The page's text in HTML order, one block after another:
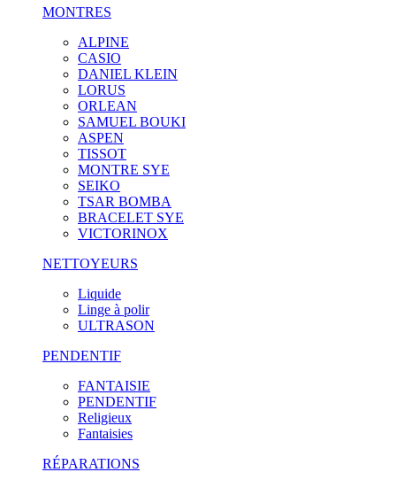
MONTRES
ALPINE
CASIO
DANIEL KLEIN
LORUS
ORLEAN
SAMUEL BOUKI
ASPEN
TISSOT
MONTRE SYE
SEIKO
TSAR BOMBA
BRACELET SYE
VICTORINOX
NETTOYEURS
Liquide
Linge à polir
ULTRASON
PENDENTIF
FANTAISIE
PENDENTIF
Religieux
Fantaisies
RÉPARATIONS